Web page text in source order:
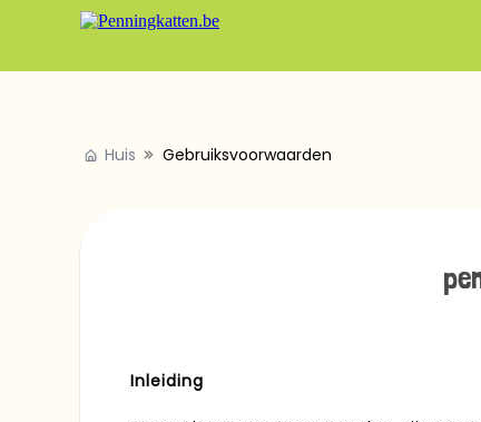
Huis Gebruiksvoorwaarden
Inleiding